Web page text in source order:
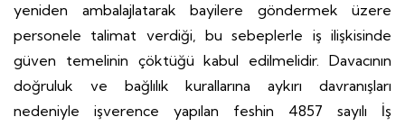
yeniden ambalajlatarak bayilere göndermek üzere
personele talimat verdiği, bu sebeplerle iş ilişkisinde
güven temelinin çöktüğü kabul edilmelidir. Davacının
doğruluk ve bağlılık kurallarına aykırı davranışları
nedeniyle işverence yapılan feshin 4857 sayılı İş